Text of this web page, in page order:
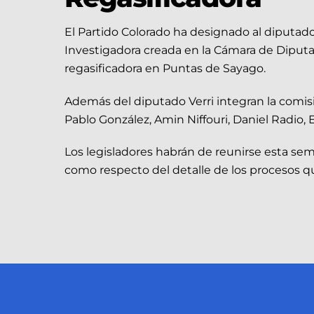
El Partido Colorado ha designado al
Investigadora creada en la Cámara de
regasificadora en Puntas de Sayago.
Además del diputado Verri integran la
Pablo González, Amin Niffouri, Daniel
Los legisladores habrán de reunirse esta
como respecto del detalle de los procesos